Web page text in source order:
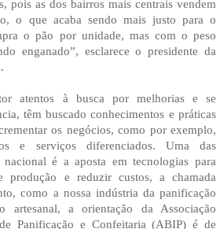
pois as dos bairros mais centrais vendem
o que acaba sendo mais justo para o
o pão por unidade, mas com o peso
enganado”, esclarece o presidente da
atentos à busca por melhorias e se
têm buscado conhecimentos e práticas
os negócios, como por exemplo,
e serviços diferenciados. Uma das
nacional é a aposta em tecnologias para
produção e reduzir custos, a chamada
como a nossa indústria da panificação
artesanal, a orientação da Associação
Panificação e Confeitaria (ABIP) é de